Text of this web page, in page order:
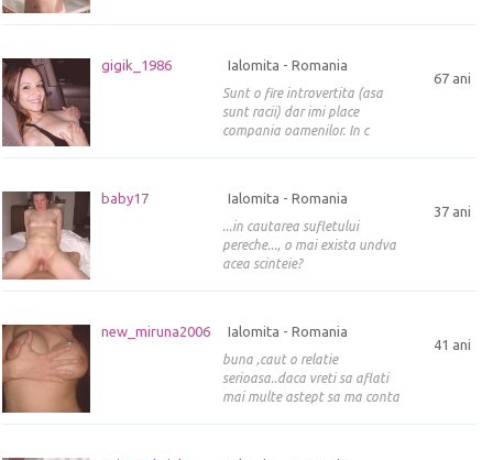
gigik_1986
67 ani
Ialomita - Romania
Sunt o fire introvertita (asa
sunt racii) dar imi place
compania oamenilor. In c
baby17
37 ani
Ialomita - Romania
...in cautarea sufletului
pereche..., o mai exista undva
acea scinteie?
new_miruna2006
41 ani
Ialomita - Romania
buna ,caut o relatie
serioasa..daca vreti sa aflati
mai multe astept sa ma conta